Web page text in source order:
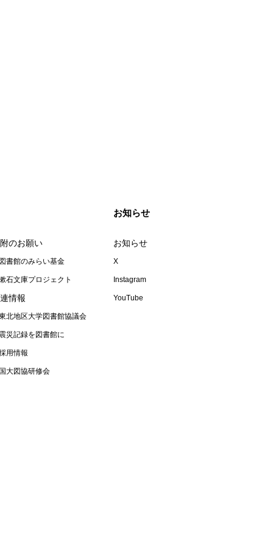
のお願い
図書館のみらい基金
石文庫プロジェクト
情報
北地区大学図書館協議会
震災記録を図書館に
用情報
国大図協研修会
お知らせ
お知らせ
X
Instagram
YouTube